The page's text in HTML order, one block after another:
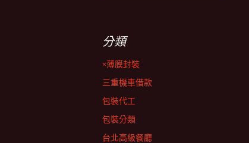
分類
×薄膜封裝
三重機車借款
包裝代工
包裝分類
台北高級餐廳